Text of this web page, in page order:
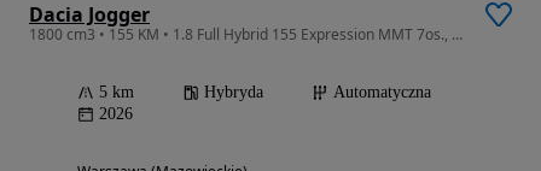
Dacia Jogger
1800 cm3 • 155 KM • 1.8 Full Hybrid 155 Expression MMT 7os., 2026r. Szybki odbiór Nowe aut
5 km Hybryda
Automatyczna
2026